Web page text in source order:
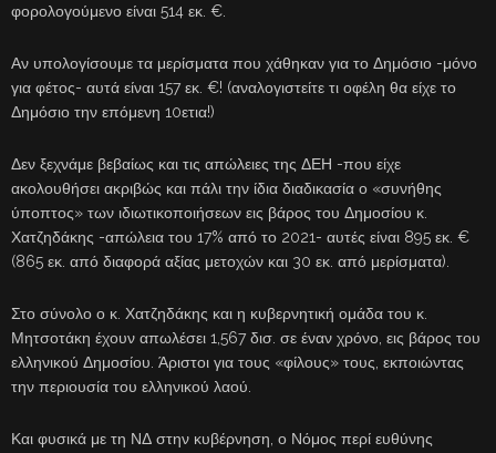
φορολογούμενο είναι 514 εκ. €.
Αν υπολογίσουμε τα μερίσματα που χάθηκαν για το Δημόσιο -μόνο
για φέτος- αυτά είναι 157 εκ. €! (αναλογιστείτε τι οφέλη θα είχε το
Δημόσιο την επόμενη 10ετια!)
Δεν ξεχνάμε βεβαίως και τις απώλειες της ΔΕΗ -που είχε
ακολουθήσει ακριβώς και πάλι την ίδια διαδικασία ο «συνήθης
ύποπτος» των ιδιωτικοποιήσεων εις βάρος του Δημοσίου κ.
Χατζηδάκης -απώλεια του 17% από το 2021- αυτές είναι 895 εκ. €
(865 εκ. από διαφορά αξίας μετοχών και 30 εκ. από μερίσματα).
Στο σύνολο ο κ. Χατζηδάκης και η κυβερνητική ομάδα του κ.
Μητσοτάκη έχουν απωλέσει 1,567 δισ. σε έναν χρόνο, εις βάρος του
ελληνικού Δημοσίου. Άριστοι για τους «φίλους» τους, εκποιώντας
την περιουσία του ελληνικού λαού.
Και φυσικά με τη ΝΔ στην κυβέρνηση, ο Νόμος περί ευθύνης